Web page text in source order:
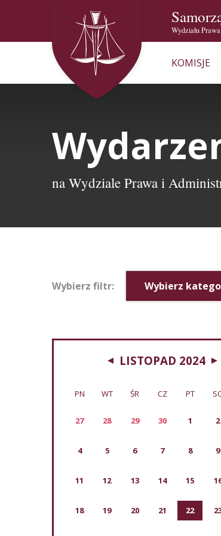
Wydziału
KOMISJE
na Wydziale Prawa i
Wybierz filtr: Wybierz
LISTOPAD 2024
PN WT ŚR CZ PT
27 28 29 30 1 2
4 5 6 7 8 9
11 12 13 14 15
18 19 20 21 22